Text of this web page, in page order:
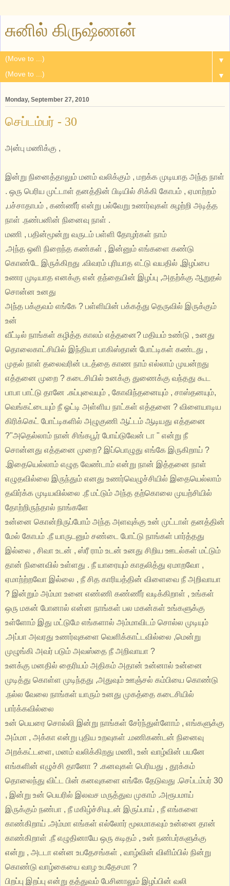
சுனில் கிருஷ்ணன்
▼
▼
Monday, September 27, 2010
செப்டம்பர் - 30
அன்பு மணிக்கு ,
இன்று நினைத்தாலும் மனம் வலிக்கும் , மறக்க முடியாத அந்த நாள்
. ஒரு பெரிய முட்டாள் தனத்தின் பிடியில் சிக்கி கோபம் , ஏமாற்றம்
,பச்சாதாபம் , கண்ணீர் என்று பல்வேறு உணர்வுகள் சுழற்றி அடித்த
நாள் .நண்பனின் நினைவு நாள் .
மணி , பதின்மூன்று வருடம் பள்ளி தோழர்கள் நாம்
.அந்த ஒளி நிறைந்த கண்கள் , இன்னும் எங்களை கண்டு
கொண்டே இருக்கிறது .விவரம் புரியாத எட்டு வயதில் ,இழப்பை
உணர முடியாத எனக்கு என் தந்தையின் இழப்பு ,அதற்க்கு ஆறுதல்
சொன்ன உனது
அந்த பக்குவம் எங்கே ? பள்ளியின் பக்கத்து தெருவில் இருக்கும்
உன்
வீட்டில் நாங்கள் கழித்த காலம் எத்தனை? மதியம் உண்டு , உனது
தொலைகாட்சியில் இந்தியா பாகிஸ்தான் போட்டிகள் கண்டது ,
முதல் நாள் தலைவரின் படத்தை காண நாம் எல்லாம் முயன்றது
எத்தனை முறை ? கடைசியில் உனக்கு துணைக்கு வந்தது கூட
பாபா பாட்டு தானே .சுப்புவையும் , கோவிந்தனையும் , சாஸ்தனயும்,
வெங்கட்டையும் நீ ஓட்டி அள்ளிய நாட்கள் எத்தனை ? விளையாடிய
கிரிக்கெட் போட்டிகளில் அழுகுணி ஆட்டம் ஆடியது எத்தனை
?"அதெல்லாம் நான் சிங்கபூர் போய்டுவேன் டா " என்று நீ
சொன்னது எத்தனை முறை? இப்பொழுது எங்கே இருகிறாய் ?
.இதையெல்லாம் எழுத வேண்டாம் என்று நான் இத்தனை நாள்
எழுதவில்லை இருந்தும் எனது உணர்வெழுச்சியில் இதையெல்லாம்
தவிர்க்க முடியவில்லை .நீ மட்டும் அந்த தற்கொலை முயற்சியில்
தோற்றிருந்தால் நாங்களே
உன்னை கொன்றிருப்போம் அந்த அளவுக்கு உன் முட்டாள் தனத்தின்
மேல் கோபம் .நீ யாருடனும் சண்டை போட்டு நாங்கள் பார்த்தது
இல்லை , சிவா உடன் , ஸ்ரீ ராம் உடன் உனது சிறிய ஊடல்கள் மட்டும்
தான் நினைவில் உள்ளது . நீ யாரையும் காதலித்து ஏமாறவோ ,
ஏமாற்ற்றவோ இல்லை , நீ சித காரியத்தின் விளைவை நீ அறிவாயா
? இன்றும் அம்மா உனை எண்ணி கண்ணீர் வடிக்கிறாள் , உங்கள்
ஒரு மகன் போனால் என்ன நாங்கள் பல மகன்கள் உங்களுக்கு
உள்ளோம் இது மட்டுமே எங்களால் அம்மாவிடம் சொல்ல முடியும்
.அப்பா அவரது உணர்வுகளை வெளிக்காட்டவில்லை ,மென்று
முழுங்கி அவர் படும் அவஸ்தை நீ அறிவாயா ?
உனக்கு மனதில் தைரியம் அதிகம் அதான் உன்னால் உன்னை
முடித்து கொள்ள முடிந்தது ,அதுவும் ஊஞ்சல் கம்பியை கொண்டு
.நல்ல வேலை நாங்கள் யாரும் உனது முகத்தை கடைசியில்
பார்க்கவில்லை
உன் பெயரை சொல்லி இன்று நாங்கள் சேர்ந்துள்ளோம் , எங்களுக்கு
அம்மா , அக்கா என்று புதிய உறவுகள் .மணிகண்டன் நினைவு
அறக்கட்டளை, மனம் வலிக்கிறது மணி, உன் வாழ்வின் பயனே
எங்களின் எழுச்சி தானோ ? .கனவுகள் பெரியது , தூக்கம்
தொலைந்து விட்ட பின் கனவுகளை எங்கே தேடுவது .செப்டம்பர் 30
, இன்று உன் பெயரில் இலவச மருத்துவ முகாம் .அரூபமாய்
இருக்கும் நண்பா , நீ மகிழ்ச்சியுடன் இருப்பாய் , நீ எங்களை
காண்கிறாய் .அம்மா எங்கள் எல்லோர் மூலமாகவும் உன்னை தான்
காண்கிறாள் .நீ எழுதினாயே ஒரு கடிதம் , உன் நண்பர்களுக்கு
என்று , அடடா என்ன உபதேசங்கள் , வாழ்வின் விளிம்பில் நின்று
கொண்டு வாழ்கையை வாழ உபதேசமா ?
பிறப்பு இறப்பு என்று தத்துவம் பேசினாலும் இழப்பின் வலி